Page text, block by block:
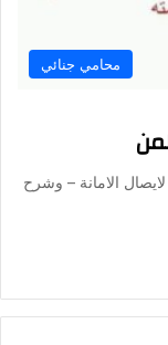
محامي جنائي
الامانة – وشرح